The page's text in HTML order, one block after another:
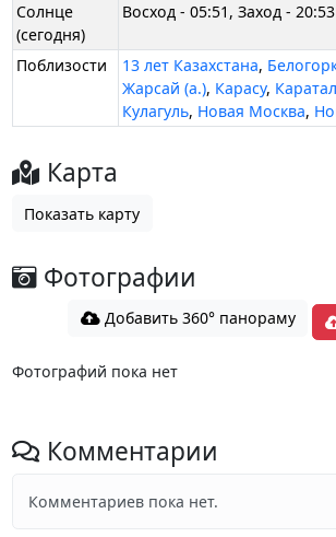
Солнце
(сегодня)
Восход - 05:51, Заход - 20:53
Поблизости 13 лет Казахстана,
Жарсай (а.), Карасу, Каратал
Кулагуль, Новая Москва,
Карта
Показать карту
Фотографии
Добавить 360° панораму
Фотографий пока нет
Комментарии
Комментариев пока нет.